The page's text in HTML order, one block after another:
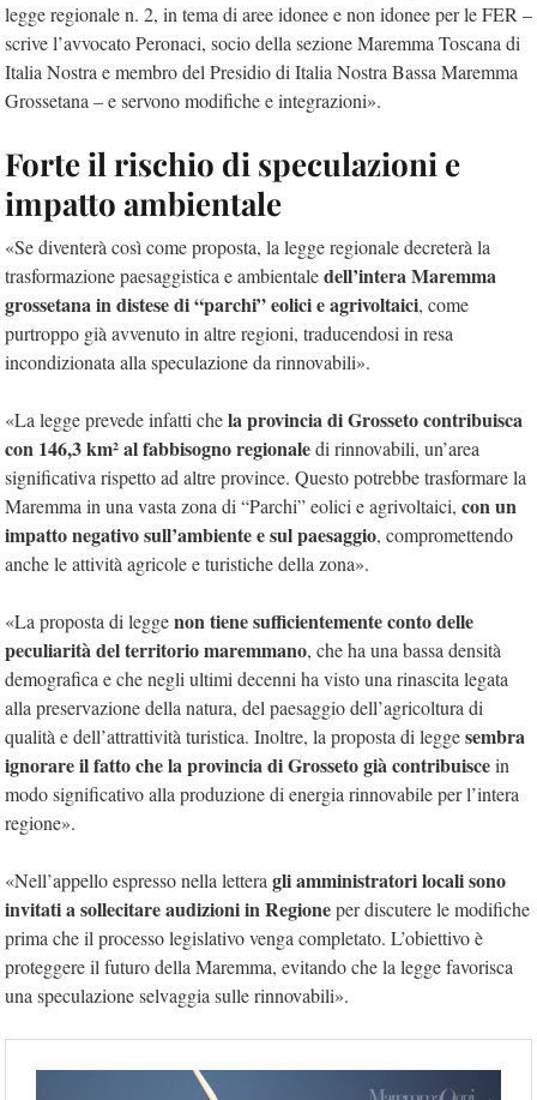
legge regionale n. 2, in tema di aree idonee e non idonee per le FER –
scrive l’avvocato Peronaci, socio della sezione Maremma Toscana di
Italia Nostra e membro del Presidio di Italia Nostra Bassa Maremma
Grossetana – e servono modifiche e integrazioni».
Forte il rischio di speculazioni e
impatto ambientale
«Se diventerà così come proposta, la legge regionale decreterà la
trasformazione paesaggistica e ambientaledell’intera Maremma
grossetana in distese di “parchi” eolici e agrivoltaici, come
purtroppo già avvenuto in altre regioni, traducendosi in resa
incondizionata alla speculazione da rinnovabili».
«La legge prevede infatti chela provincia di Grosseto contribuisca
con 146,3 km² al fabbisogno regionaledi rinnovabili, un’area
significativa rispetto ad altre province. Questo potrebbe trasformare la
Maremma in una vasta zona di “Parchi” eolici e agrivoltaici, con un
impatto negativo sull’ambiente e sul paesaggio, compromettendo
anche le attività agricole e turistiche della zona».
«La proposta di leggenon tiene sufficientemente conto delle
peculiarità del territorio maremmano, che ha una bassa densità
demografica e che negli ultimi decenni ha visto una rinascita legata
alla preservazione della natura, del paesaggio dell’agricoltura di
qualità e dell’attrattività turistica. Inoltre, la proposta di leggesembra
ignorare il fatto che la provincia di Grosseto già contribuiscein
modo significativo alla produzione di energia rinnovabile per l’intera
regione».
«Nell’appello espresso nella letteragli amministratori locali sono
invitati a sollecitare audizioni in Regioneper discutere le modifiche
prima che il processo legislativo venga completato. L’obiettivo è
proteggere il futuro della Maremma, evitando che la legge favorisca
una speculazione selvaggia sulle rinnovabili».